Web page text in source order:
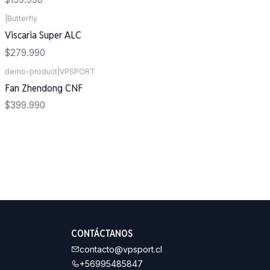
Butterfly
Viscaria Super ALC
$279.990
demo-product| VPSPORT
Fan Zhendong CNF
$399.990
CONTÁCTANOS
contacto@vpsport.cl
+56995485847